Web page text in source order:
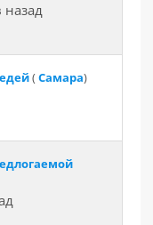
назад
(Самара)